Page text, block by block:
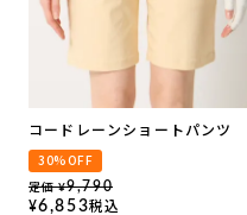
コードレーンショートパンツ
30%OFF
定価 ¥9,790
¥6,853税込